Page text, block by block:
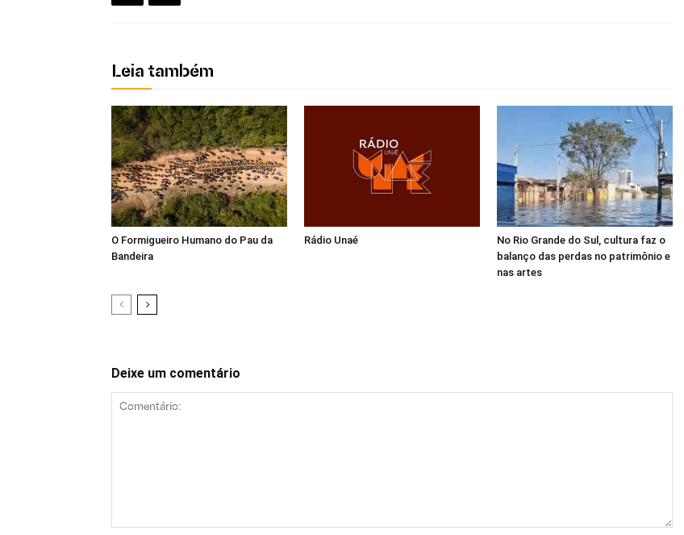
Leia também
O Formigueiro Humano do Pau da
Bandeira
Rádio Unaé
No Rio Grande do Sul, cultura faz o
balanço das perdas no patrimônio e
nas artes
Deixe um comentário